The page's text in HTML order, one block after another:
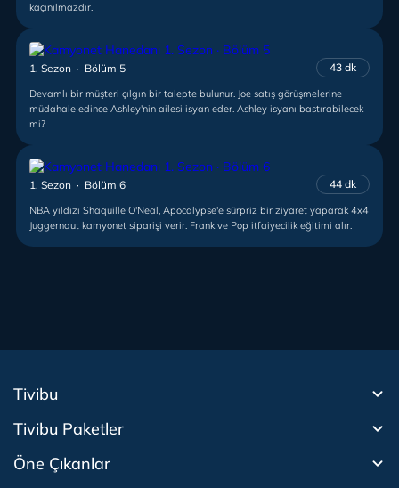
kaçınılmazdır.
1. Sezon · Bölüm 5 43 dk
Devamlı bir müşteri çılgın bir talepte bulunur. Joe satış görüşmelerine
müdahale edince Ashley'nin ailesi isyan eder. Ashley isyanı bastırabilecek
mi?
1. Sezon · Bölüm 6 44 dk
NBA yıldızı Shaquille O'Neal, Apocalypse'e sürpriz bir ziyaret yaparak 4x4
Juggernaut kamyonet siparişi verir. Frank ve Pop itfaiyecilik eğitimi alır.
Tivibu
Tivibu Android TV
Tivibu Nedir?
Tivibu Paketler
Tivibu GO Süper Paket
Öne Çıkanlar